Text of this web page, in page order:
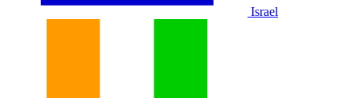
Israel